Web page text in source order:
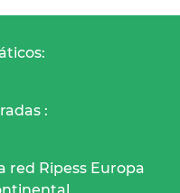
:
red Ripess Europa